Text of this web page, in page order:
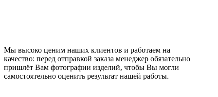
Мы высоко ценим наших клиентов и работаем на
качество: перед отправкой заказа менеджер обязательно
пришлёт Вам фотографии изделий, чтобы Вы могли
самостоятельно оценить результат нашей работы.